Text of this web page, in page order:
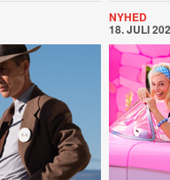
NYHED
18. JULI